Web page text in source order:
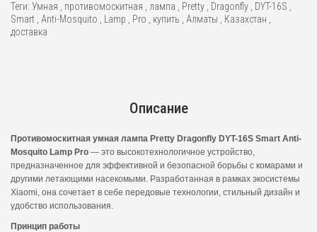
Теги: Умная противомоскитная лампа Pretty Dragonfly DYT-16S
Smart
Anti-Mosquito Lamp Pro купить Алматы Казахстан
доставка
Описание
Противомоскитная умная лампа Pretty Dragonfly DYT-16S Smart Anti-
Mosquito Lamp Pro — это высокотехнологичное устройство,
предназначенное для эффективной и безопасной борьбы с комарами и
другими летающими насекомыми. Разработанная в рамках экосистемы
Xiaomi, она сочетает в себе передовые технологии, стильный дизайн и
удобство использования.
Принцип работы